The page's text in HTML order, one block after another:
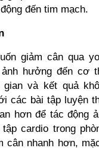
đến tim mạch.
giảm cân qua
ảnh hưởng đến cơ
gian và kết quả
các bài tập luyện
hơn để tác động
cardio trong
cân nhanh hơn,